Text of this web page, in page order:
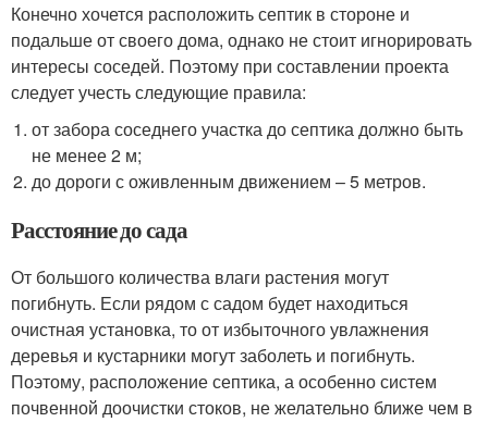
Конечно хочется расположить септик в стороне и
подальше от своего дома, однако не стоит игнорировать
интересы соседей. Поэтому при составлении проекта
следует учесть следующие правила:
от забора соседнего участка до септика должно быть
не менее 2 м;
до дороги с оживленным движением – 5 метров.
Расстояние до сада
От большого количества влаги растения могут
погибнуть. Если рядом с садом будет находиться
очистная установка, то от избыточного увлажнения
деревья и кустарники могут заболеть и погибнуть.
Поэтому, расположение септика, а особенно систем
почвенной доочистки стоков, не желательно ближе чем в